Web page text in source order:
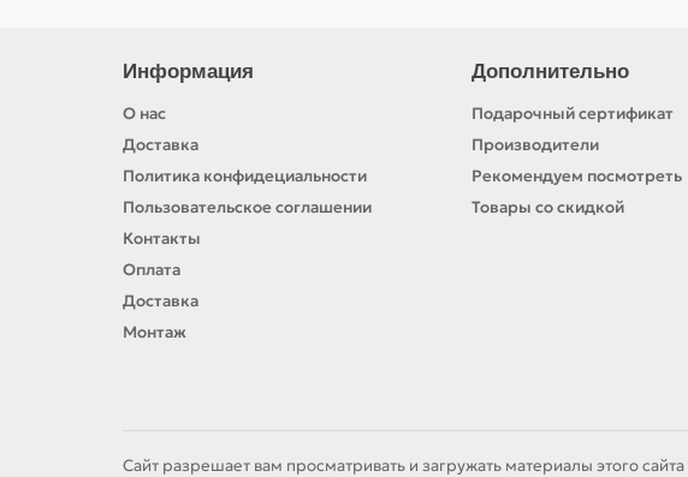
Информация
О нас
Доставка
Политика конфидециальности
Пользовательское соглашении
Контакты
Оплата
Доставка
Монтаж
Дополнительно
Подарочный сертификат
Производители
Рекомендуем посмотреть
Товары со скидкой
Сайт разрешает вам просматривать и загружать материалы этого